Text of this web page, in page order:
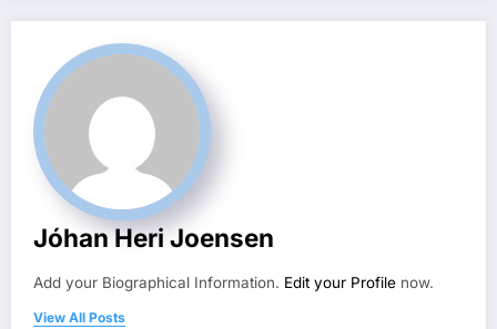
Jóhan Heri Joensen
Add your Biographical Information. Edit your Profile now.
View All Posts